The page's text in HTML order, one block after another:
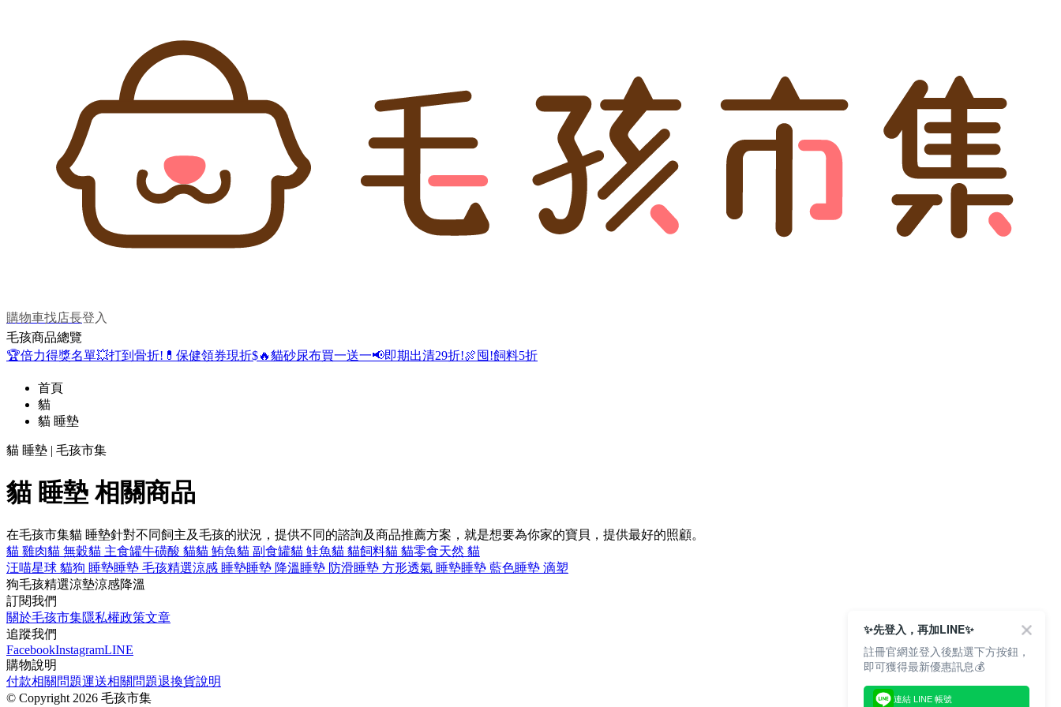
購物車找店長登入
毛孩商品總覽
🏆倍力得獎名單💥打到骨折! 💊保健領券現折$🔥貓砂尿布買一送一📢即期出清29折!🍖囤!飼料5折
首頁
貓
貓 睡墊
貓 睡墊 | 毛孩市集
貓 睡墊 相關商品
在毛孩市集貓 睡墊針對不同飼主及毛孩的狀況，提供不同的諮詢及商品推薦方案，就是想要為你家的寶貝，提供最好的照顧。
貓 雞肉貓 無穀貓 主食罐牛磺酸 貓貓 鮪魚貓 副食罐貓 鮭魚貓 貓飼料貓 貓零食天然 貓
汪喵星球 貓狗 睡墊睡墊 毛孩精選涼感 睡墊睡墊 降溫睡墊 防滑睡墊 方形透氣 睡墊睡墊 藍色睡墊 滴塑
狗毛孩精選涼墊涼感降溫
訂閱我們
關於毛孩市集隱私權政策文章
追蹤我們
FacebookInstagramLINE
購物說明
付款相關問題運送相關問題退換貨說明
© Copyright 2026 毛孩市集
✨先登入，再加LINE✨
註冊官網並登入後點選下方按鈕，
即可獲得最新優惠訊息💰
連結 LINE 帳號